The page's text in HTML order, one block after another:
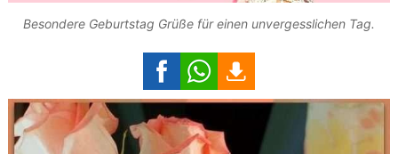
Besondere Geburtstag Grüße für einen unvergesslichen Tag.